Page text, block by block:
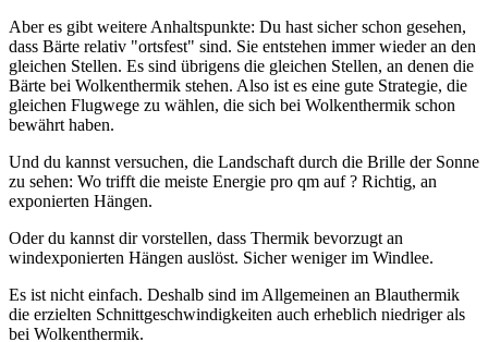
Aber es gibt weitere Anhaltspunkte: Du hast sicher schon gesehen,
dass Bärte relativ "ortsfest" sind. Sie entstehen immer wieder an den
gleichen Stellen. Es sind übrigens die gleichen Stellen, an denen die
Bärte bei Wolkenthermik stehen. Also ist es eine gute Strategie, die
gleichen Flugwege zu wählen, die sich bei Wolkenthermik schon
bewährt haben.
Und du kannst versuchen, die Landschaft durch die Brille der Sonne
zu sehen: Wo trifft die meiste Energie pro qm auf ? Richtig, an
exponierten Hängen.
Oder du kannst dir vorstellen, dass Thermik bevorzugt an
windexponierten Hängen auslöst. Sicher weniger im Windlee.
Es ist nicht einfach. Deshalb sind im Allgemeinen an Blauthermik
die erzielten Schnittgeschwindigkeiten auch erheblich niedriger als
bei Wolkenthermik.